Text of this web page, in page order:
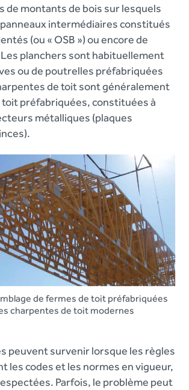
de montants de bois sur lesquels
intermédiaires constitués
(ou « OSB ») ou encore de
planchers sont habituellement
ou de poutrelles préfabriquées
de toit sont généralement
préfabriquées, constituées à
métalliques (plaques
de fermes de toit préfabriquées
charpentes de toit modernes
peuvent survenir lorsque les règles
les codes et les normes en vigueur,
Parfois, le problème peut